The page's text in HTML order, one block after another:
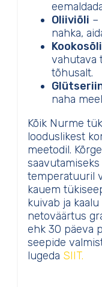
Oliiviõli –
nahka,
vahutava
tõhusalt.
naha
Kõik Nurme
looduslikest
meetodil.
temperatuuril
kauem
kuivab ja
netoväärtus
ehk 30 päeva
seepide
lugeda SIIT.